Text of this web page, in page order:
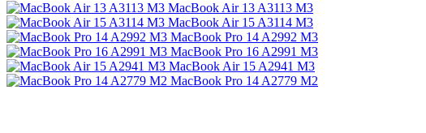
MacBook Air 13 A3113 M3
MacBook Air 15 A3114 M3
MacBook Pro 14 A2992 M3
MacBook Pro 16 A2991 M3
MacBook Air 15 A2941 M3
MacBook Pro 14 A2779 M2